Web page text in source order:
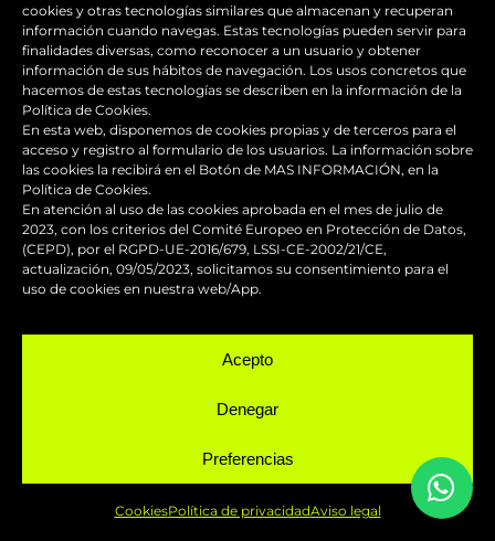
cookies y otras tecnologías similares que almacenan y recuperan
información cuando navegas. Estas tecnologías pueden servir para
finalidades diversas, como reconocer a un usuario y obtener
información de sus hábitos de navegación. Los usos concretos que
hacemos de estas tecnologías se describen en la información de la
Política de Cookies.
En esta web, disponemos de cookies propias y de terceros para el
acceso y registro al formulario de los usuarios. La información sobre
las cookies la recibirá en el Botón de MAS INFORMACIÓN, en la
Política de Cookies.
En atención al uso de las cookies aprobada en el mes de julio de
2023, con los criterios del Comité Europeo en Protección de Datos,
(CEPD), por el RGPD-UE-2016/679, LSSI-CE-2002/21/CE,
actualización, 09/05/2023, solicitamos su consentimiento para el
uso de cookies en nuestra web/App.
Acepto
Denegar
Preferencias
CookiesPolítica de privacidadAviso legal
Pintado de motos
Servicio urgente
Taller chapa y pintura para motos
NUESTRAS REDES
BLOG